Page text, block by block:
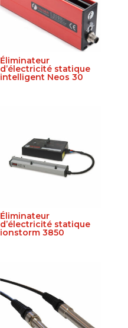
Éliminateur
d’électricité statique
intelligent Neos 30
Éliminateur
d’électricité statique
ionstorm 3850